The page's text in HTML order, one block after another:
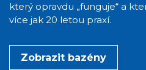
který opravdu „funguje“ a
více jak 20 letou praxí.
Zobrazit bazény